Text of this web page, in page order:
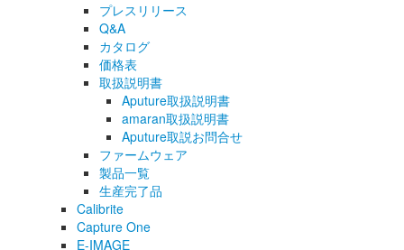
プレスリリース
Q&A
カタログ
価格表
取扱説明書
Aputure取扱説明書
amaran取扱説明書
Aputure取説お問合せ
ファームウェア
製品一覧
生産完了品
Calibrite
Capture One
E-IMAGE